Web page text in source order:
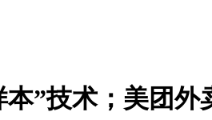
”技术；美团外